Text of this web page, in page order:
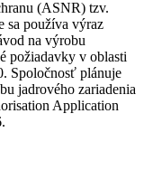
(ASNR) tzv.
sa používa výraz
na výrobu
požiadavky v oblasti
Spoločnosť plánuje
jadrového zariadenia
Application